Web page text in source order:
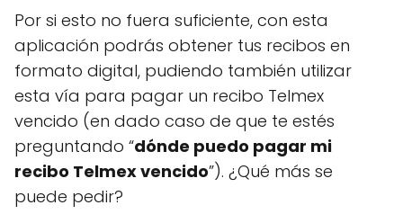
Por si esto no fuera suficiente, con esta
aplicación podrás obtener tus recibos en
formato digital, pudiendo también utilizar
esta vía para pagar un recibo Telmex
vencido (en dado caso de que te estés
preguntando “dónde puedo pagar mi
recibo Telmex vencido”). ¿Qué más se
puede pedir?